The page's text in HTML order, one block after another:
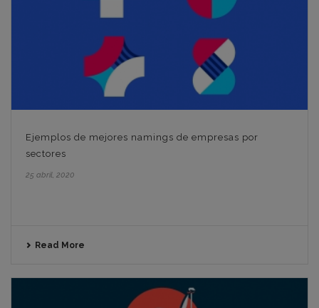
Ejemplos de mejores namings de empresas por
sectores
25 abril, 2020
Read More